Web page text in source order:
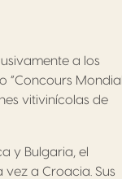
a los
“Concours Mondial
vitivinícolas de
y Bulgaria, el
a Croacia. Sus